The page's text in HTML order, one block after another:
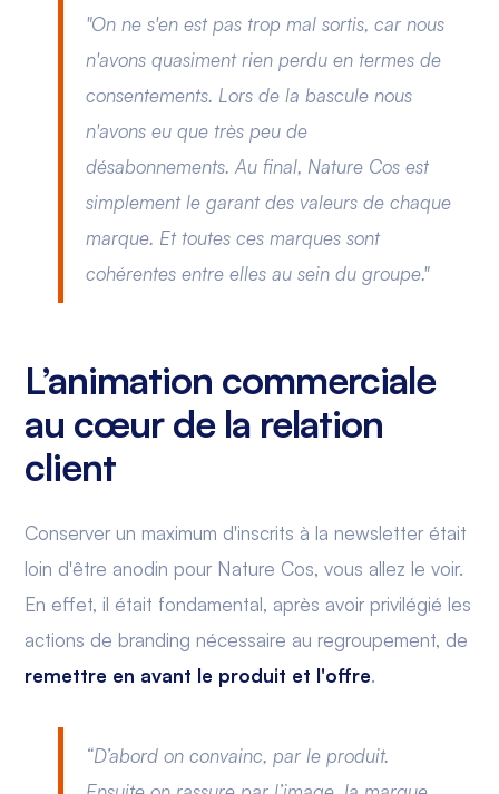
"On ne s'en est pas trop mal sortis, car nous
n'avons quasiment rien perdu en termes de
consentements. Lors de la bascule nous
n'avons eu que très peu de
désabonnements. Au final, Nature Cos est
simplement le garant des valeurs de chaque
marque. Et toutes ces marques sont
cohérentes entre elles au sein du groupe."
L’animation commerciale
au cœur de la relation
client
Conserver un maximum d'inscrits à la newsletter était
loin d'être anodin pour Nature Cos, vous allez le voir.
En effet, il était fondamental, après avoir privilégié les
actions de branding nécessaire au regroupement, de
remettre en avant le produit et l'offre.
“D’abord on convainc, par le produit.